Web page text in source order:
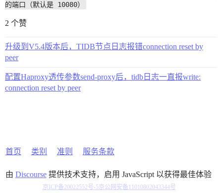
的端口（默认是 10080）
2 个赞
升级到V5.4版本后，TIDB节点日志报错connection reset by
peer
配置Haproxy透传参数send-proxy后，tidb日志一直报write:
connection reset by peer
首页 类别 准则 服务条款
由 Discourse提供技术支持，启用 JavaScript 以获得最佳体验
京ICP备20022552号-5京公网安备11010802043344号